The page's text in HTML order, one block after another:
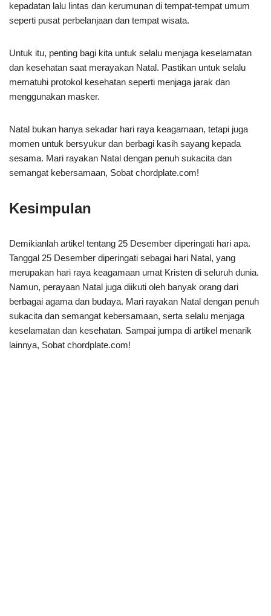
kepadatan lalu lintas dan kerumunan di tempat-tempat umum
seperti pusat perbelanjaan dan tempat wisata.
Untuk itu, penting bagi kita untuk selalu menjaga keselamatan
dan kesehatan saat merayakan Natal. Pastikan untuk selalu
mematuhi protokol kesehatan seperti menjaga jarak dan
menggunakan masker.
Natal bukan hanya sekadar hari raya keagamaan, tetapi juga
momen untuk bersyukur dan berbagi kasih sayang kepada
sesama. Mari rayakan Natal dengan penuh sukacita dan
semangat kebersamaan, Sobat chordplate.com!
Kesimpulan
Demikianlah artikel tentang 25 Desember diperingati hari apa.
Tanggal 25 Desember diperingati sebagai hari Natal, yang
merupakan hari raya keagamaan umat Kristen di seluruh dunia.
Namun, perayaan Natal juga diikuti oleh banyak orang dari
berbagai agama dan budaya. Mari rayakan Natal dengan penuh
sukacita dan semangat kebersamaan, serta selalu menjaga
keselamatan dan kesehatan. Sampai jumpa di artikel menarik
lainnya, Sobat chordplate.com!